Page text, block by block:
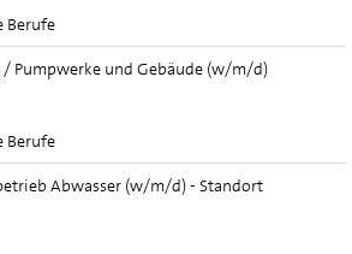
Berufe
Pumpwerke und Gebäude (w/m/d)
Berufe
Abwasser (w/m/d) - Standort